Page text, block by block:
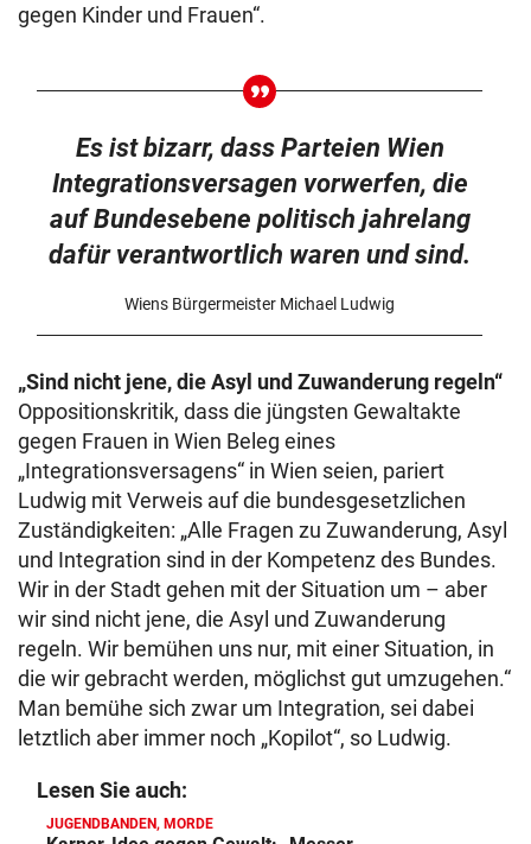
gegen Kinder und Frauen“.
Es ist bizarr, dass Parteien Wien
Integrationsversagen vorwerfen, die
auf Bundesebene politisch jahrelang
dafür verantwortlich waren und sind.
Wiens Bürgermeister Michael Ludwig
„Sind nicht jene, die Asyl und Zuwanderung regeln“
Oppositionskritik, dass die jüngsten Gewaltakte
gegen Frauen in Wien Beleg eines
„Integrationsversagens“ in Wien seien, pariert
Ludwig mit Verweis auf die bundesgesetzlichen
Zuständigkeiten: „Alle Fragen zu Zuwanderung, Asyl
und Integration sind in der Kompetenz des Bundes.
Wir in der Stadt gehen mit der Situation um – aber
wir sind nicht jene, die Asyl und Zuwanderung
regeln. Wir bemühen uns nur, mit einer Situation, in
die wir gebracht werden, möglichst gut umzugehen.“
Man bemühe sich zwar um Integration, sei dabei
letztlich aber immer noch „Kopilot“, so Ludwig.
Lesen Sie auch:
JUGENDBANDEN, MORDE